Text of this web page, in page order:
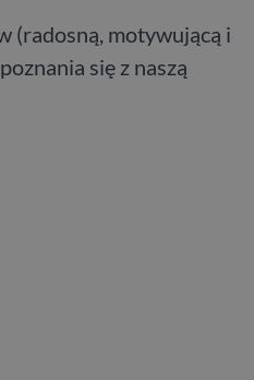
(radosną, motywującą i
się z naszą